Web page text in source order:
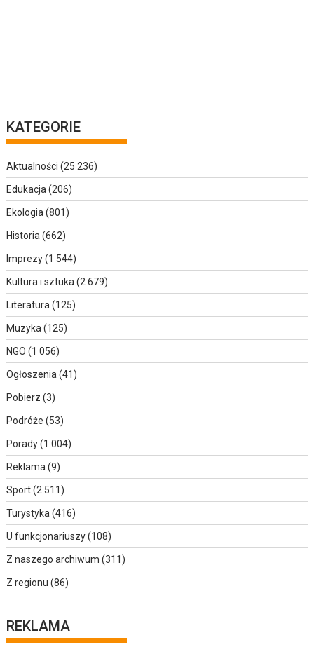
KATEGORIE
Aktualności (25 236)
Edukacja (206)
Ekologia (801)
Historia (662)
Imprezy(1 544)
Kultura i sztuka (2 679)
Literatura (125)
Muzyka (125)
NGO (1 056)
Ogłoszenia (41)
Pobierz (3)
Podróże (53)
Porady(1 004)
Reklama (9)
Sport(2 511)
Turystyka (416)
U funkcjonariuszy(108)
Z naszego archiwum (311)
Z regionu (86)
REKLAMA